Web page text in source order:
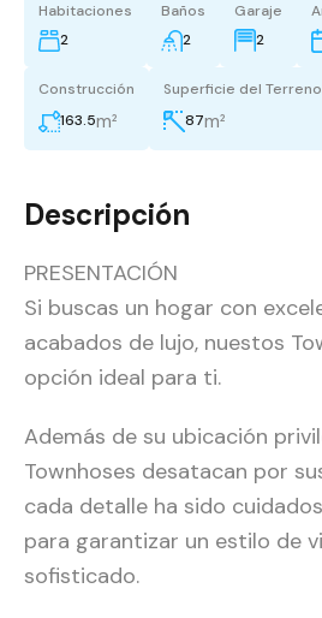
Habitaciones
2
Baños
2
Garaje
2
Construcción
163.5m²
Superficie del Terreno
87m²
Descripción
PRESENTACIÓN
Si buscas un hogar con
acabados de lujo, nuestos
opción ideal para ti.
Además de su ubicación
Townhoses desatacan por
cada detalle ha sido
para garantizar un estilo de
sofisticado.